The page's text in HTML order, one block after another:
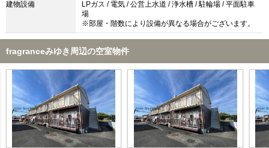
建物設備
LPガス / 電気 / 公営上水道 / 浄水槽 / 駐輪場 / 平面駐車
場
※部屋・階数により設備が異なる場合がございます。
fragranceみゆき周辺の空室物件